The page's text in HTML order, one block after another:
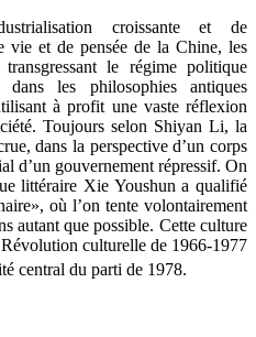
croissante et de
vie et de pensée de la Chine, les
le régime politique
les philosophies antiques
à profit une vaste réflexion
Toujours selon Shiyan Li, la
dans la perspective d’un corps
d’un gouvernement répressif. On
littéraire Xie Youshun a qualifié
où l’on tente volontairement
autant que possible. Cette culture
culturelle de 1966-1977
central du parti de 1978.